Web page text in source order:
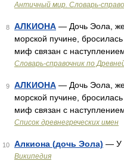
Античный мир. Словарь-
8 АЛКИОНА — Дочь Эола,
морской пучине,
миф связан с
Cловарь-справочник по
9 АЛКИОНА — Дочь Эола,
морской пучине,
миф связан с
Список древнегреческих имен
10 Алкиона (дочь Эола) — У
Википедия